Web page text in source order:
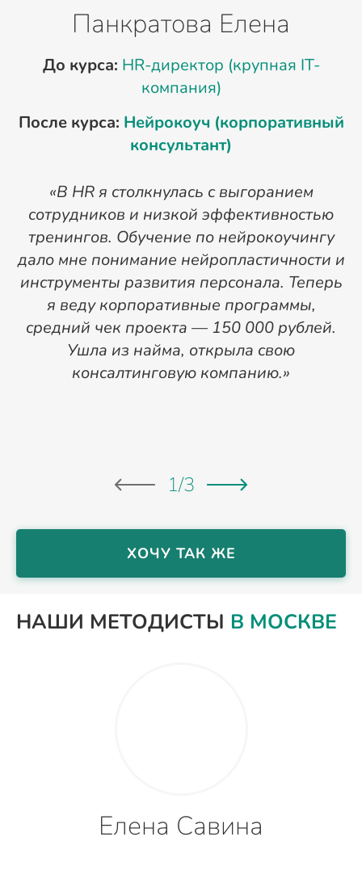
Панкратова Елена
До курса: HR-директор (крупная IT-
компания)
После курса: Нейрокоуч (корпоративный
консультант)
«В HR я столкнулась с выгоранием
сотрудников и низкой эффективностью
тренингов. Обучение по нейрокоучингу
дало мне понимание нейропластичности и
инструменты развития персонала. Теперь
я веду корпоративные программы,
средний чек проекта — 150 000 рублей.
Ушла из найма, открыла свою
консалтинговую компанию.»
1/3
ХОЧУ ТАК ЖЕ
НАШИ МЕТОДИСТЫ В МОСКВЕ
Елена Савина